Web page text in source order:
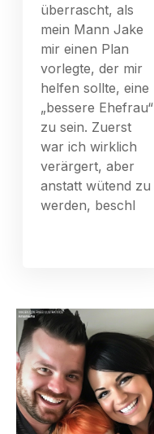
überrascht, als
mein Mann Jake
mir einen Plan
vorlegte, der mir
helfen sollte, eine
„bessere Ehefrau“
zu sein. Zuerst
war ich wirklich
verärgert, aber
anstatt wütend zu
werden, beschl